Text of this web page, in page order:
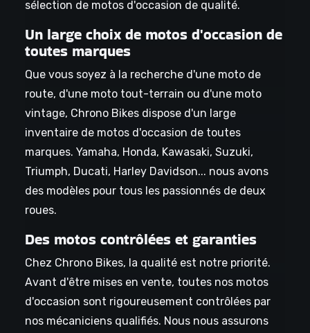
sélection de motos d'occasion de qualité.
Un large choix de motos d'occasion de
toutes marques
Que vous soyez à la recherche d'une moto de
route, d'une moto tout-terrain ou d'une moto
vintage, Chrono Bikes dispose d'un large
inventaire de motos d'occasion de toutes
marques. Yamaha, Honda, Kawasaki, Suzuki,
Triumph, Ducati, Harley Davidson... nous avons
des modèles pour tous les passionnés de deux
roues.
Des motos contrôlées et garanties
Chez Chrono Bikes, la qualité est notre priorité.
Avant d'être mises en vente, toutes nos motos
d'occasion sont rigoureusement contrôlées par
nos mécaniciens qualifiés. Nous nous assurons